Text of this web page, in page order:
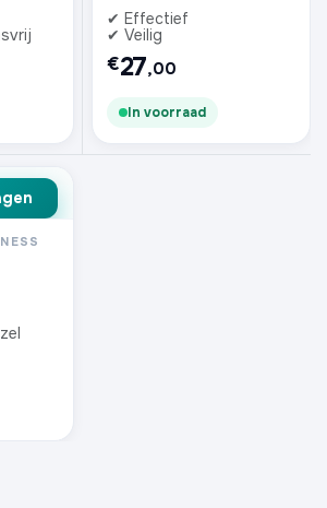
✔ Effectief
✔ Veilig
€27,00
In voorraad